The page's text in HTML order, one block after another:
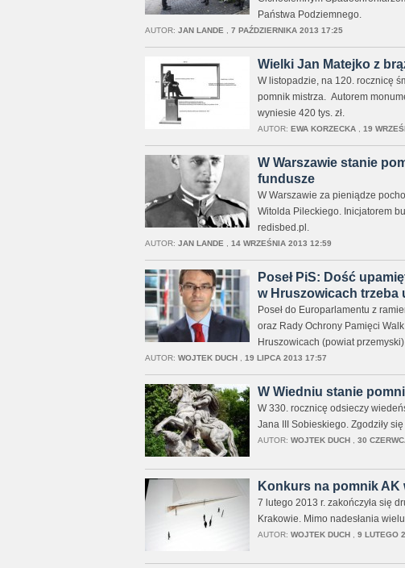
Państwa Podziemnego.
AUTOR: JAN LANDE 7 PAŹDZIERNIKA 2013 17:25
Wielki Jan Matejko z
W listopadzie, na 120. rocznicę
pomnik mistrza. Autorem
wyniesie 420 tys. zł.
AUTOR: EWA KORZECKA, 19
W Warszawie stanie
fundusze
W Warszawie za pieniądze
Witolda Pileckiego. Inicjatorem
redisbed.pl.
AUTOR: JAN LANDE 14 WRZEŚNIA 2013 12:59
Poseł PiS: Dość
w Hruszowicach trzeba
Poseł do Europarlamentu z
oraz Rady Ochrony Pamięci
Hruszowicach (powiat
AUTOR: WOJTEK DUCH, 19 LIPCA 2013 17:57
W Wiedniu stanie
W 330. rocznicę odsieczy
Jana III Sobieskiego. Zgodziły
AUTOR: WOJTEK DUCH, 30
Konkurs na pomnik
7 lutego 2013 r. zakończyła się
Krakowie. Mimo nadesłania
AUTOR: WOJTEK DUCH, 9 LUTEGO